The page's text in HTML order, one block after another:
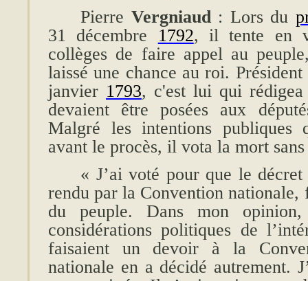
Pierre Vergniaud : Lors du
31 décembre 1792, il tente en
collèges de faire appel au
laissé une chance au roi.
janvier 1793, c'est lui qui
devaient être posées aux
Malgré les intentions publiques
avant le procès, il vota la mort sans
« J’ai voté pour que le
rendu par la Convention nationale,
du peuple. Dans mon
considérations politiques de
faisaient un devoir à la
nationale en a décidé autrement.